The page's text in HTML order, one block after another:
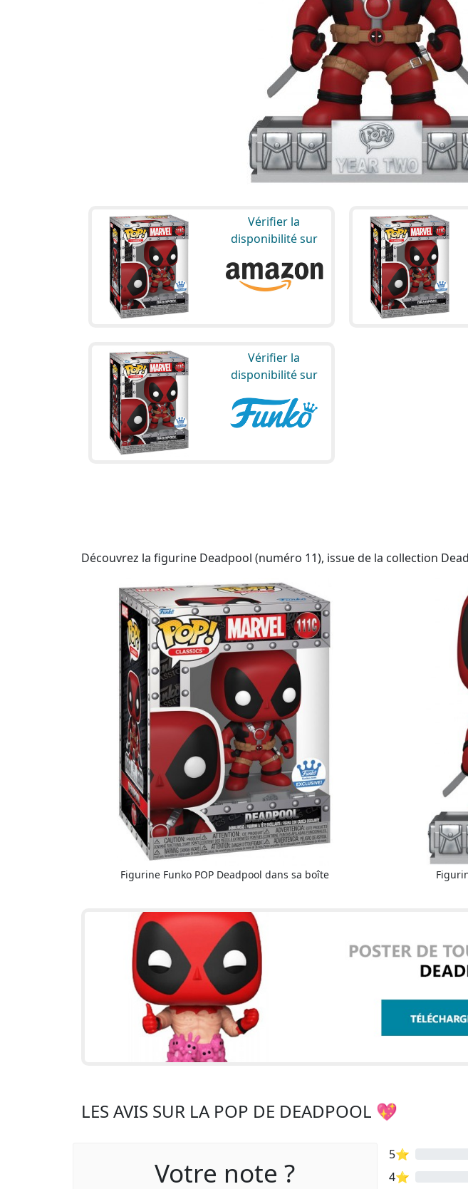
Vérifier la
disponibilité sur
Vérifier la
disponibilité sur
Découvrez la figurine Deadpool (numéro 11), issue de la collection
Figurine Funko POP Deadpool dans sa boîte
LES AVIS SUR LA POP DE DEADPOOL 💖
Votre note ?
5⭐
4⭐